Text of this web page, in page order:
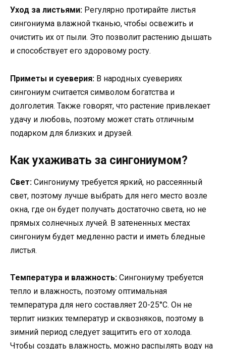
Уход за листьями: Регулярно протирайте листья
сингониума влажной тканью, чтобы освежить и
очистить их от пыли. Это позволит растению дышать
и способствует его здоровому росту.
Приметы и суеверия: В народных суевериях
сингониум считается символом богатства и
долголетия. Также говорят, что растение привлекает
удачу и любовь, поэтому может стать отличным
подарком для близких и друзей.
Как ухаживать за сингониумом?
Свет: Сингониуму требуется яркий, но рассеянный
свет, поэтому лучше выбрать для него место возле
окна, где он будет получать достаточно света, но не
прямых солнечных лучей. В затененных местах
сингониум будет медленно расти и иметь бледные
листья.
Температура и влажность: Сингониуму требуется
тепло и влажность, поэтому оптимальная
температура для него составляет 20-25°C. Он не
терпит низких температур и сквозняков, поэтому в
зимний период следует защитить его от холода.
Чтобы создать влажность, можно распылять воду на